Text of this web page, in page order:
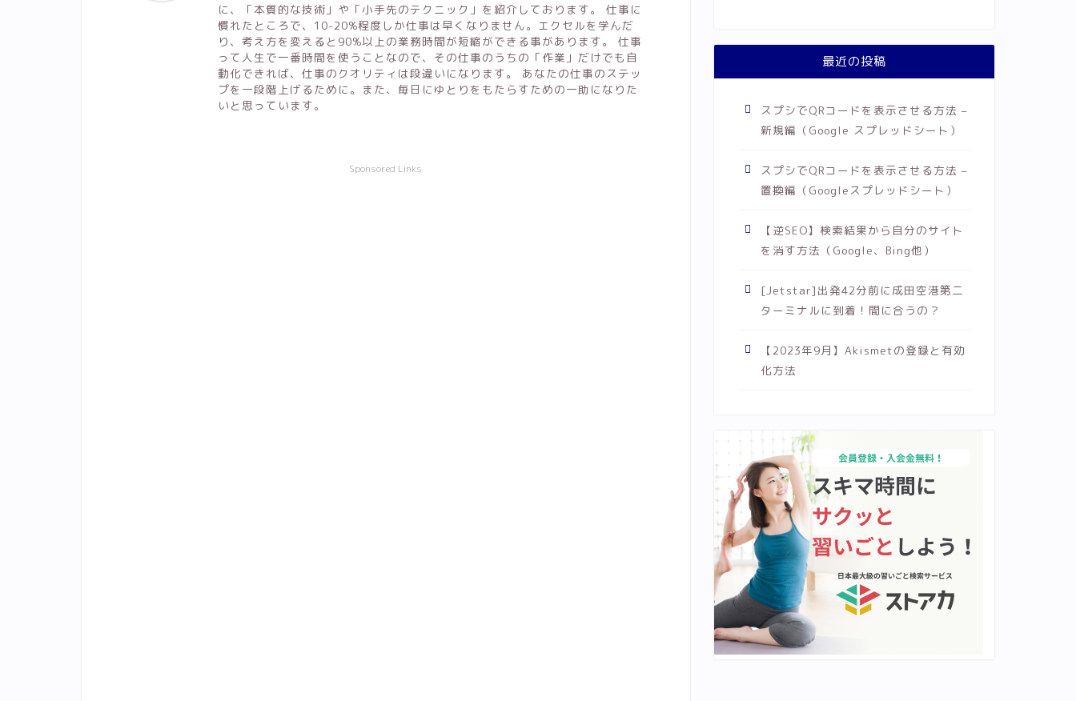
に、「本質的な技術」や「小手先のテクニック」を紹介しております。 仕事に
慣れたところで、10-20%程度しか仕事は早くなりません。エクセルを学んだ
り、考え方を変えると90%以上の業務時間が短縮ができる事があります。 仕事
って人生で一番時間を使うことなので、その仕事のうちの「作業」だけでも自
動化できれば、仕事のクオリティは段違いになります。 あなたの仕事のステッ
プを一段階上げるために。また、毎日にゆとりをもたらすための一助になりた
いと思っています。
Sponsored Links
最近の投稿
スプシでQRコードを表示させる方法 –
新規編（Google スプレッドシート）
スプシでQRコードを表示させる方法 –
置換編（Googleスプレッドシート）
【逆SEO】検索結果から自分のサイト
を消す方法（Google、Bing他）
[Jetstar]出発42分前に成田空港第二
ターミナルに到着！間に合うの？
【2023年9月】Akismetの登録と有効
化方法